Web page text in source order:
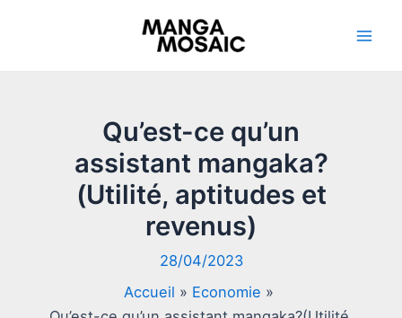
Qu’est-ce qu’un
assistant mangaka?
(Utilité, aptitudes et
revenus)
28/04/2023
Accueil
Economie